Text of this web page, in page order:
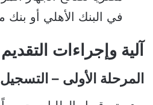
في البنك الأهلي أو بنك
آلية وإجراءات التقديم
المرحلة الأولى –